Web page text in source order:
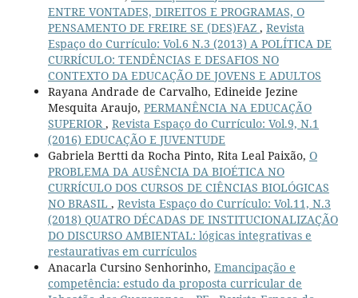
ENTRE VONTADES, DIREITOS E PROGRAMAS, O
PENSAMENTO DE FREIRE SE (DES)FAZ , Revista
Espaço do Currículo: Vol.6 N.3 (2013) A POLÍTICA DE
CURRÍCULO: TENDÊNCIAS E DESAFIOS NO
CONTEXTO DA EDUCAÇÃO DE JOVENS E ADULTOS
Rayana Andrade de Carvalho, Edineide Jezine
Mesquita Araujo, PERMANÊNCIA NA EDUCAÇÃO
SUPERIOR , Revista Espaço do Currículo: Vol.9, N.1
(2016) EDUCAÇÃO E JUVENTUDE
Gabriela Bertti da Rocha Pinto, Rita Leal Paixão, O
PROBLEMA DA AUSÊNCIA DA BIOÉTICA NO
CURRÍCULO DOS CURSOS DE CIÊNCIAS BIOLÓGICAS
NO BRASIL , Revista Espaço do Currículo: Vol.11, N.3
(2018) QUATRO DÉCADAS DE INSTITUCIONALIZAÇÃO
DO DISCURSO AMBIENTAL: lógicas integrativas e
restaurativas em currículos
Anacarla Cursino Senhorinho, Emancipação e
competência: estudo da proposta curricular de